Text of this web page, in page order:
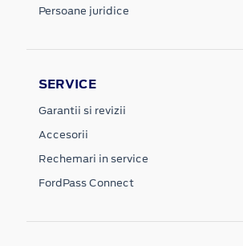
Persoane juridice
SERVICE
Garantii si revizii
Accesorii
Rechemari in service
FordPass Connect